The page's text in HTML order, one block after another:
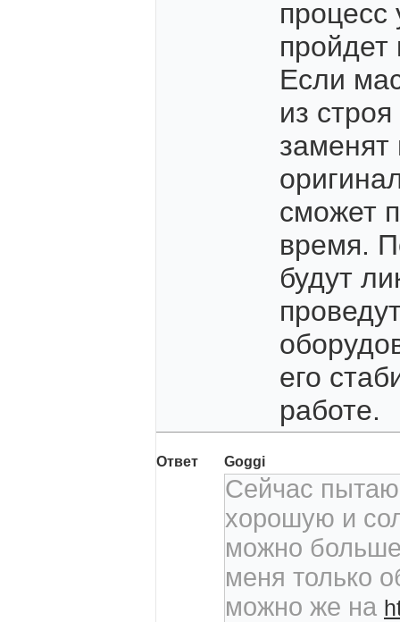
процесс
пройдет
Если
из
сможет
время.
будут
его
работе.
Ответ Goggi
Сейчас
хорошую и
можно
меня только
можно же на